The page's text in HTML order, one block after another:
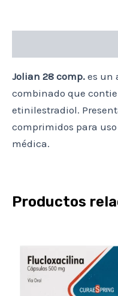
Jolian 28 comp. es un
combinado que
etinilestradiol.
comprimidos para
médica.
Productos